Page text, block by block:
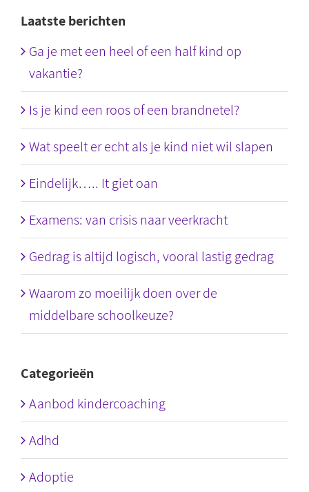
Laatste berichten
Ga je met een heel of een half kind op
vakantie?
Is je kind een roos of een brandnetel?
Wat speelt er echt als je kind niet wil slapen
Eindelijk….. It giet oan
Examens: van crisis naar veerkracht
Gedrag is altijd logisch, vooral lastig gedrag
Waarom zo moeilijk doen over de
middelbare schoolkeuze?
Categorieën
Aanbod kindercoaching
Adhd
Adoptie